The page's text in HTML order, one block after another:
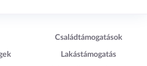
Lábléc2
Családtámogatások
Lakástámogatás